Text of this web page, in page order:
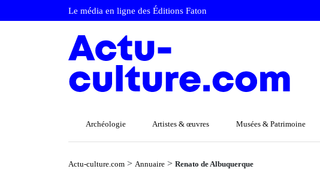
Le média en ligne des Éditions Faton
Archéologie Artistes & œuvres Musées & Patrimoine
Actu-culture.com > Annuaire > Renato de Albuquerque